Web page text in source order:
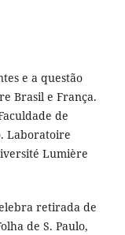
e a questão
Brasil e França.
de
Laboratoire
Lumière
retirada de
de S. Paulo,